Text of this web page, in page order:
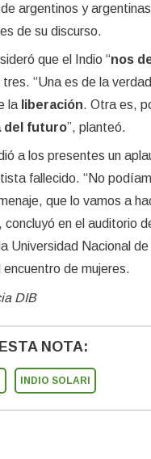
argentinos y
de su discurso.
que el Indio “nos
tres. “Una es de la
la liberación. Otra es,
del futuro”, planteó.
a los presentes un
fallecido. “No
que lo vamos a
concluyó en el auditorio
Universidad Nacional
de mujeres.
DIB
NOTA:
INDIO SOLARI